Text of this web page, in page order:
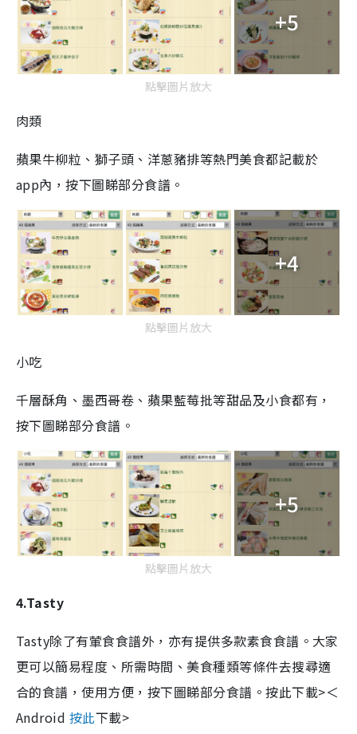
+5
點擊圖片放大
肉類
蘋果牛柳粒、獅子頭、洋蔥豬排等熱門美食都記載於
app內，按下圖睇部分食譜。
+4
點擊圖片放大
小吃
千層酥角、墨西哥卷、蘋果藍莓批等甜品及小食都有，
按下圖睇部分食譜。
+5
點擊圖片放大
4.Tasty
Tasty除了有葷食食譜外，亦有提供多款素食食譜。大家
更可以簡易程度、所需時間、美食種類等條件去搜尋適
合的食譜，使用方便，按下圖睇部分食譜。按此下載>＜
Android 按此下載>